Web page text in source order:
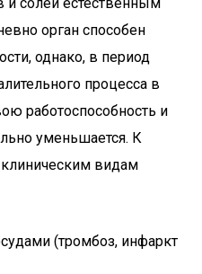
орган способен
однако, в период
процесса в
работоспособность и
уменьшается. К
видам
(тромбоз, инфаркт